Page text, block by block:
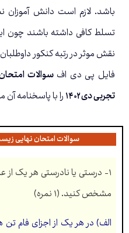
باشد. لازم است دانش
تسلط کافی داشته باشند چون
نقش موثر در رتبه کنکور
فایل پی دی اف
تجربی دی ۱۴۰۲
را با پاسخنامه
سوالات امتحان نهایی زیست ۳ رشته تجربی دی
۱- درستی يا نادرستی هر يک از
مشخص كنید. (۱ نمره)
الف) در هر يک از اجزای فام تن